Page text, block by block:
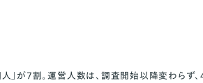
」が7割。運営人数は、調査開始以降変わらず